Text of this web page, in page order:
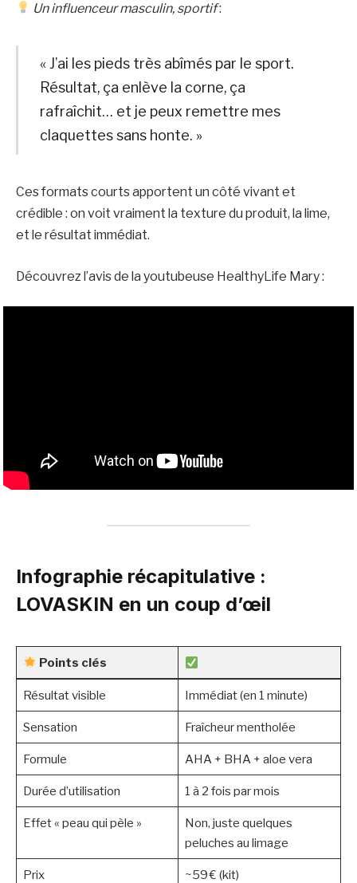
Un influenceur masculin, sportif:
« J’ai les pieds très abîmés par le sport.
Résultat, ça enlève la corne, ça
rafraîchit… et je peux remettre mes
claquettes sans honte. »
Ces formats courts apportent un côté vivant et
crédible : on voit vraiment la texture du produit, la lime,
et le résultat immédiat.
Découvrez l’avis de la youtubeuse HealthyLife Mary :
Infographie récapitulative :
LOVASKIN en un coup d’œil
Points clés
Résultat visible Immédiat (en 1 minute)
Sensation Fraîcheur mentholée
Formule AHA + BHA + aloe vera
Durée d’utilisation 1 à 2 fois par mois
Effet « peau qui pèle »
Non, juste quelques
peluches au limage
Prix ~59 € (kit)